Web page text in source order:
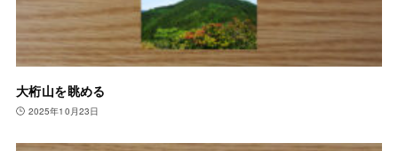
大桁山を眺める
2025年10月23日